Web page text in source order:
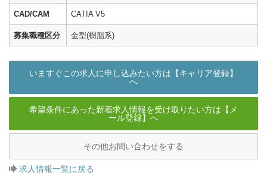
CAD/CAM CATIA V5
募集職種区分 金型(樹脂系)
いますぐこの求人に申し込みたい方は【キャリア登録】
へ
希望条件にあった新着求人情報を受け取りたい方は【メ
ール登録】へ
その他お問い合わせをする
求人情報一覧に戻る